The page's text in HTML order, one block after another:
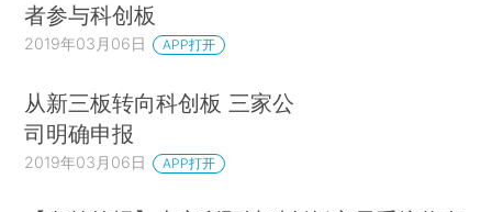
者参与科创板
2019年03月06日 APP打开
从新三板转向科创板 三家公
司明确申报
2019年03月06日 APP打开